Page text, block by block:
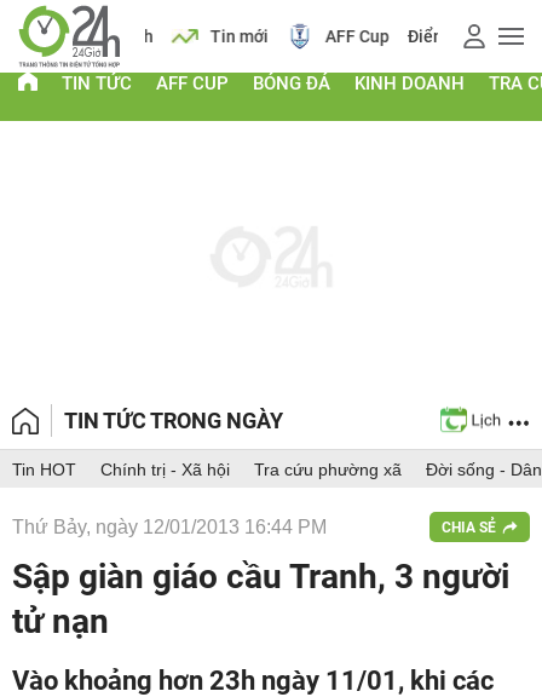
Lịch Tin mới AFF Cup Điểm chuẩn 2026
TIN TỨC AFF CUP BÓNG ĐÁ KINH DOANH TRA
TIN TỨC TRONG NGÀY
Tin HOT Chính trị - Xã hội Tra cứu phường xã Đời sống -
Thứ Bảy, ngày 12/01/2013 16:44 PM CHIA SẺ
Sập giàn giáo cầu Tranh, 3 người
tử nạn
Vào khoảng hơn 23h ngày 11/01, khi các